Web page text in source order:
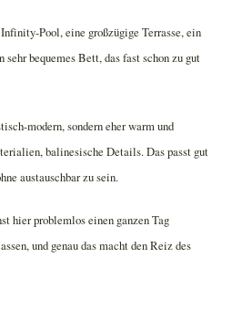
Pool, eine großzügige Terrasse, ein
bequemes Bett, das fast schon zu gut
modern, sondern eher warm und
balinesische Details. Das passt gut
austauschbar zu sein.
hier problemlos einen ganzen Tag
und genau das macht den Reiz des